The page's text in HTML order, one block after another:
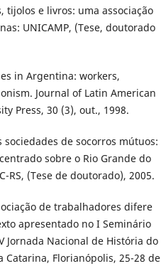
tijolos e livros: uma associação
UNICAMP, (Tese, doutorado
in Argentina: workers,
Journal of Latin American
Press, 30 (3), out., 1998.
sociedades de socorros mútuos:
sobre o Rio Grande do
RS, (Tese de doutorado), 2005.
de trabalhadores difere
apresentado no I Seminário
Jornada Nacional de História do
Catarina, Florianópolis, 25-28 de